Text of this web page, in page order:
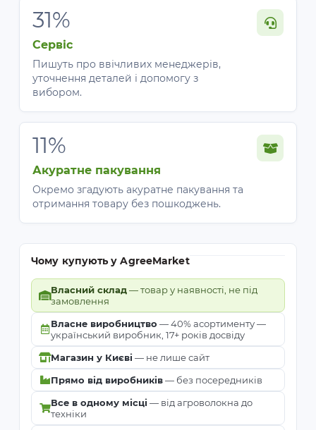
31%
Сервіс
Пишуть про ввічливих менеджерів,
уточнення деталей і допомогу з
вибором.
11%
Акуратне пакування
Окремо згадують акуратне пакування та
отримання товару без пошкоджень.
Чому купують у AgreeMarket
Власний склад— товар у наявності, не під
замовлення
Власне виробництво — 40% асортименту —
український виробник, 17+ років досвіду
Магазин у Києві— не лише сайт
Прямо від виробників— без посередників
Все в одному місці— від агроволокна до
техніки